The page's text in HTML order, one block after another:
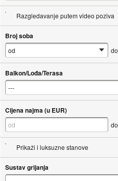
Razgledavanje putem video poziva
Broj soba
do
Balkon/Lođa/Terasa
Cijena najma (u EUR)
do
Prikaži i luksuzne stanove
Sustav grijanja